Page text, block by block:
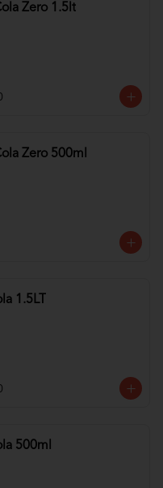
Zero 1.5lt
Zero 500ml
1.5LT
500ml